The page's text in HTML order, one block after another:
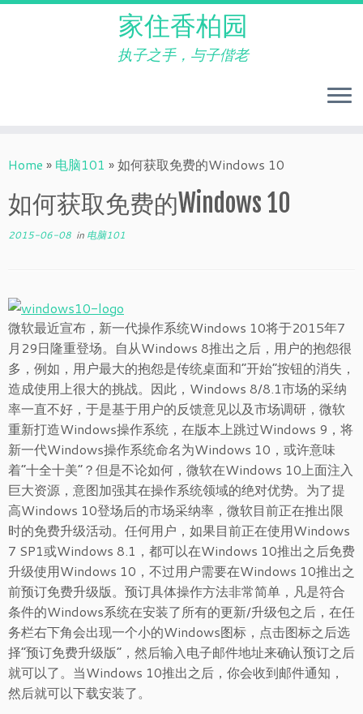
to
家住香柏园
执子之手，与子偕老
Home » 电脑101 »如何获取免费的Windows 10
如何获取免费的Windows 10
2015-06-08 in 电脑101
微软最近宣布，新一代操作系统Windows 10将于2015年7
月29日隆重登场。自从Windows 8推出之后，用户的抱怨很
多，例如，用户最大的抱怨是传统桌面和“开始”按钮的消失，
造成使用上很大的挑战。因此，Windows 8/8.1市场的采纳
率一直不好，于是基于用户的反馈意见以及市场调研，微软
重新打造Windows操作系统，在版本上跳过Windows 9，将
新一代Windows操作系统命名为Windows 10，或许意味
着“十全十美”？但是不论如何，微软在Windows 10上面注入
巨大资源，意图加强其在操作系统领域的绝对优势。为了提
高Windows 10登场后的市场采纳率，微软目前正在推出限
时的免费升级活动。任何用户，如果目前正在使用Windows
7 SP1或Windows 8.1，都可以在Windows 10推出之后免费
升级使用Windows 10，不过用户需要在Windows 10推出之
前预订免费升级版。预订具体操作方法非常简单，凡是符合
条件的Windows系统在安装了所有的更新/升级包之后，在任
务栏右下角会出现一个小的Windows图标，点击图标之后选
择“预订免费升级版”，然后输入电子邮件地址来确认预订之后
就可以了。当Windows 10推出之后，你会收到邮件通知，
然后就可以下载安装了。